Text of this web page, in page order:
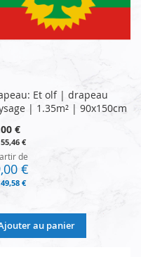
Et olf | drapeau
| 1.35m² | 90x150cm
€
55,46 €
de
€
49,58 €
au panier